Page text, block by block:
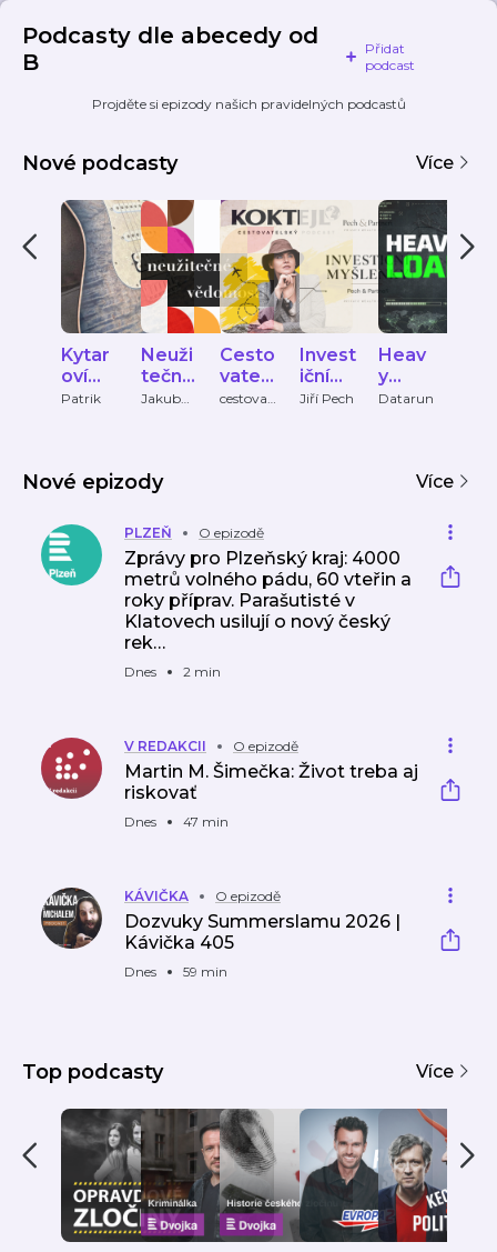
Podcasty dle abecedy od
B
Přidat
podcast
Projděte si epizody našich pravidelných podcastů
Nové podcasty Více
Kytar
oví
veliká
Patrik
Neuži
tečné
vědo
Jakub
Cesto
vatels
ký
cestovat
Invest
iční
myšle
Jiří Pech
Heav
y
Load
Datarun
Nové epizody Více
PLZEŇ O epizodě
Zprávy pro Plzeňský kraj: 4000
metrů volného pádu, 60 vteřin a
roky příprav. Parašutisté v
Klatovech usilují o nový český
rek…
Dnes 2 min
V REDAKCII O epizodě
Martin M. Šimečka: Život treba aj
riskovať
Dnes 47 min
KÁVIČKA O epizodě
Dozvuky Summerslamu 2026 |
Kávička 405
Dnes 59 min
Top podcasty Více